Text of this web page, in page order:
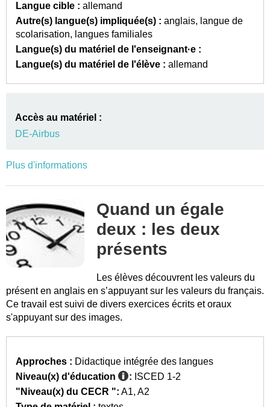
Langue cible : allemand
Autre(s) langue(s) impliquée(s) : anglais
langue de
scolarisation
langues familiales
Langue(s) du matériel de l'enseignant·e :
Langue(s) du matériel de l'élève : allemand
Accès au matériel :
DE-Airbus
Plus d'informations
Quand un égale
deux : les deux
présents
Les élèves découvrent les valeurs du
présent en anglais en s’appuyant sur les valeurs du français.
Ce travail est suivi de divers exercices écrits et oraux
s'appuyant sur des images.
Approches : Didactique intégrée des langues
Niveau(x) d'éducation
: ISCED 1-2
"Niveau(x) du CECR ": A1 A2